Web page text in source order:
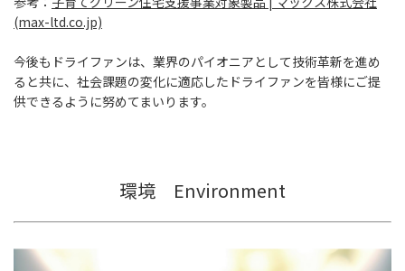
(max-ltd.co.jp)
今後もドライファンは、業界のパイオニアとして技術革新を進め
ると共に、社会課題の変化に適応したドライファンを皆様にご提
供できるように努めてまいります。
環境 Environment